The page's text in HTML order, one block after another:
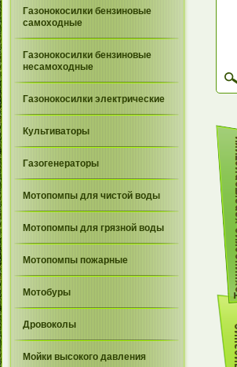
Газонокосилки бензиновые
самоходные
Газонокосилки бензиновые
несамоходные
Газонокосилки электрические
Культиваторы
Газогенераторы
Мотопомпы для чистой воды
Мотопомпы для грязной воды
Мотопомпы пожарные
Мотобуры
Дровоколы
Мойки высокого давления